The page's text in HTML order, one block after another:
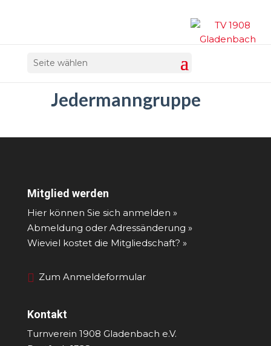
Seite wählen
Jedermanngruppe
Mitglied werden
Hier können Sie sich anmelden »
Abmeldung oder Adressänderung »
Wieviel kostet die Mitgliedschaft? »
Zum Anmeldeformular
Kontakt
Turnverein 1908 Gladenbach e.V.